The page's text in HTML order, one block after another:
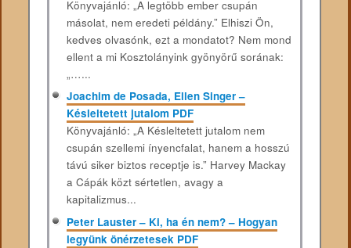
Könyvajánló: „A ​legtöbb ember csupán
másolat, nem eredeti példány.” Elhiszi Ön,
kedves olvasónk, ezt a mondatot? Nem mond
ellent a mi Kosztolányink gyönyörű sorának:
„…...
Joachim de Posada, Ellen Singer –
Késleltetett jutalom PDF
Könyvajánló: „A Késleltetett jutalom nem
csupán szellemi ínyencfalat, hanem a hosszú
távú siker biztos receptje is.” Harvey Mackay
a Cápák közt sértetlen, avagy a
kapitalizmus...
Peter Lauster – Ki, ha én nem? – Hogyan
legyünk önérzetesek PDF